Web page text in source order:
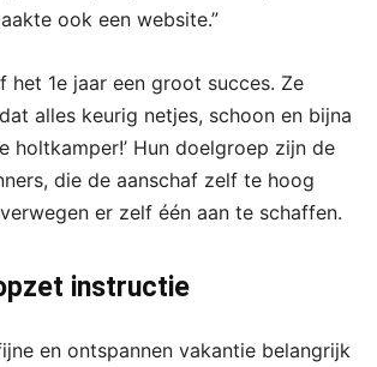
ook een website.”
het 1e jaar een groot succes. Ze
alles keurig netjes, schoon en bijna
holtkamper!’ Hun doelgroep zijn de
die de aanschaf zelf te hoog
er zelf één aan te schaffen.
instructie
en ontspannen vakantie belangrijk